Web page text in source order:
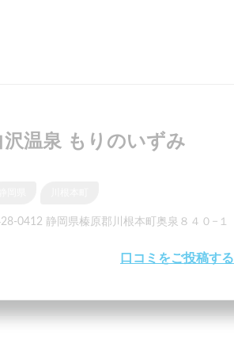
沢温泉 もりのいずみ
0412 静岡県榛原郡川根本町奥泉８４０−１
口コミをご投稿する